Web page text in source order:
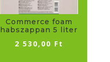
Commerce foam
habszappan 5 liter
2 530,00 Ft